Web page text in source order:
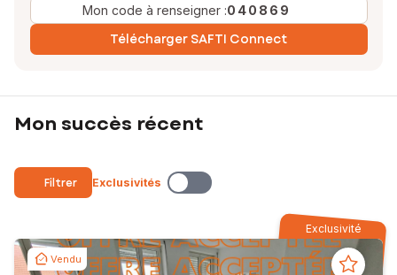
Mon code à renseigner :040869
Télécharger SAFTI Connect
Mon succès récent
Filtrer Exclusivités
Exclusivité
Vendu